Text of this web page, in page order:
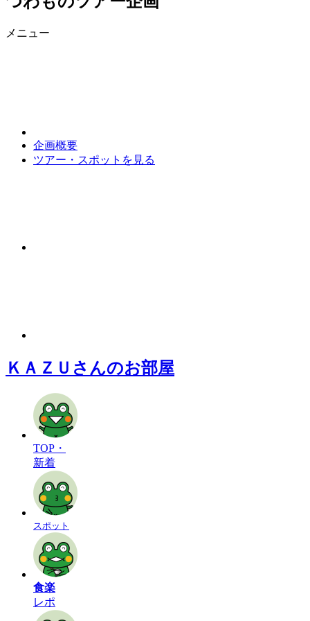
メニュー
企画概要
ツアー・スポットを見る
ＫＡＺＵさんのお部屋
TOP・
新着
スポット
食楽
レポ